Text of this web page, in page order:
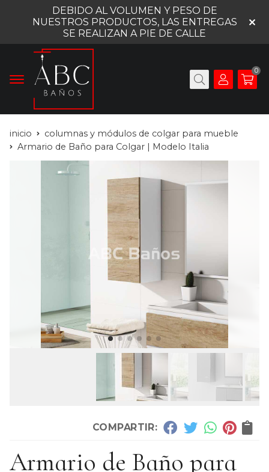
DEBIDO AL VOLUMEN Y PESO DE
NUESTROS PRODUCTOS, LAS ENTREGAS
SE REALIZAN A PIE DE CALLE
0
inicio
columnas y módulos de colgar para mueble
Armario de Baño para Colgar | Modelo Italia
COMPARTIR:
Armario de Baño para